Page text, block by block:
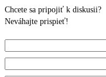
Chcete sa pripojiť k diskusii?
Neváhajte prispieť!